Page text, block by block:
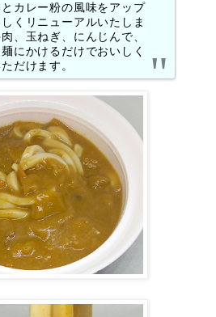
カレー粉の風味をアップ
くリニューアルいたしま
、玉ねぎ、にんじんで、
にかけるだけでおいしく
だけます。